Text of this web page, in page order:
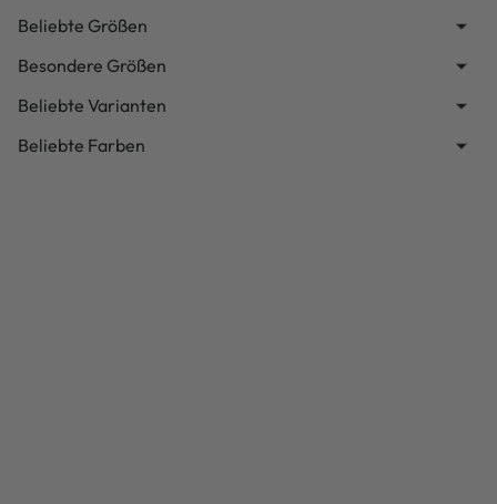
Beliebte Größen
Besondere Größen
Beliebte Varianten
Beliebte Farben